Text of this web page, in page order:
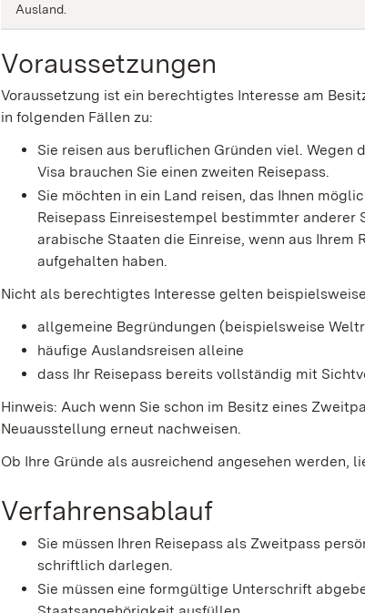
Ausland.
Voraussetzungen
Voraussetzung ist ein berechtigtes Interesse am
in folgenden Fällen zu:
Sie reisen aus beruflichen Gründen viel.
Visa brauchen Sie einen zweiten Reisepass.
Sie möchten in ein Land reisen, das Ihnen
Reisepass Einreisestempel bestimmter anderer
arabische Staaten die Einreise, wenn aus Ihrem
aufgehalten haben.
Nicht als berechtigtes Interesse gelten
allgemeine Begründungen (beispielsweise
häufige Auslandsreisen alleine
dass Ihr Reisepass bereits vollständig mit
Hinweis: Auch wenn Sie schon im Besitz eines
Neuausstellung erneut nachweisen.
Ob Ihre Gründe als ausreichend angesehen werden,
Verfahrensablauf
Sie müssen Ihren Reisepass als Zweitpass
schriftlich darlegen
Sie müssen eine formgültige Unterschrift